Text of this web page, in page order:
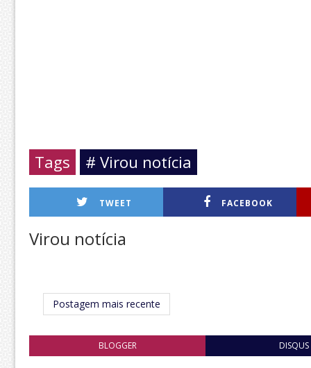
Tags # Virou notícia
TWEET FACEBOOK
Virou notícia
Postagem mais recente
BLOGGER DISQUS